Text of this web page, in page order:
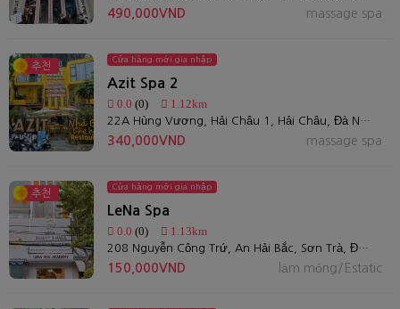
massage spa
490,000VND
추천
Cửa hàng mới gia nhập
Azit Spa 2
0.0 (0) 1.12km
22A Hùng Vương, Hải Châu 1, Hải Châu, Đà Nẵng, Việt Nam
massage spa
340,000VND
추천
Cửa hàng mới gia nhập
LeNa Spa
0.0 (0) 1.13km
208 Nguyễn Công Trứ, An Hải Bắc, Sơn Trà, Đà Nẵng
làm móng/Estatic
150,000VND